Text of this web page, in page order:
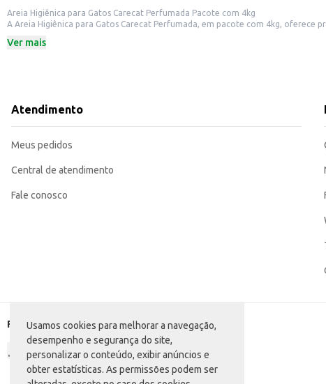
Usamos cookies para melhorar a navegação,
desempenho e segurança do site,
personalizar o conteúdo, exibir anúncios e
obter estatísticas. As permissões podem ser
Areia Higiênica para Gatos Carecat Perfumada Pacote com 4kg
A Areia Higiênica para Gatos Carecat Perfumada, em pacote com 4kg,
Perfumada
Substitua a areia completamente a cada 1 a 2 semanas, ou conforme necessário.
A Areia Higiênica para Gatos Carecat Perfumada contribui para um ambiente
Ver mais
Atendimento
Meus pedidos
Central de atendimento
Fale conosco
Formas de pagamento